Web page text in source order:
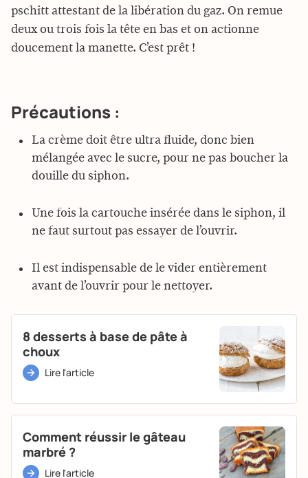
pschitt attestant de la libération du gaz. On remue
deux ou trois fois la tête en bas et on actionne
doucement la manette. C’est prêt !
Précautions :
La crème doit être ultra fluide, donc bien
mélangée avec le sucre, pour ne pas boucher la
douille du siphon.
Une fois la cartouche insérée dans le siphon, il
ne faut surtout pas essayer de l’ouvrir.
Il est indispensable de le vider entièrement
avant de l’ouvrir pour le nettoyer.
8 desserts à base de pâte à
choux
Lire l'article
Comment réussir le gâteau
marbré ?
Lire l'article